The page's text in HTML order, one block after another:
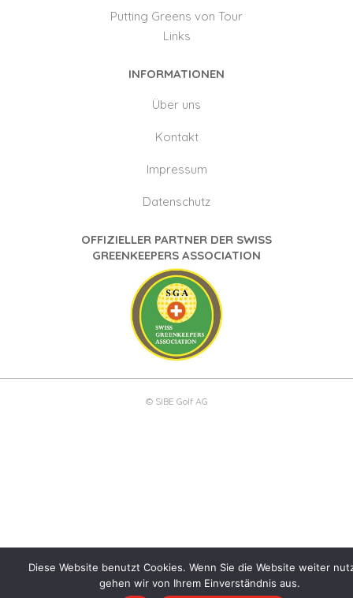
Putting Greens von Tour
Links
INFORMATIONEN
Über uns
Kontakt
Impressum
Datenschutz
OFFIZIELLER PARTNER DER SWISS
GREENKEEPERS ASSOCIATION
© SIBE Golf AG
Diese Website benutzt Cookies. Wenn Sie die Website weiter
gehen wir von Ihrem Einverständnis aus.